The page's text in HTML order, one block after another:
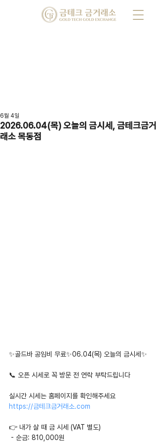
2026.06.04(목) 오늘의 금시세, 금테크금거
래소 목동점
6월 4일
✨골드바 공임비 무료✨06.04(목) 오늘의 금시세✨
📞 오픈 시세로 꼭 방문 전 연락 부탁드립니다
실시간 시세는 홈페이지를 확인해주세요
https://금테크금거래소.com
👉 내가 살 때 금 시세 (VAT 별도)
- 순금: 810,000원